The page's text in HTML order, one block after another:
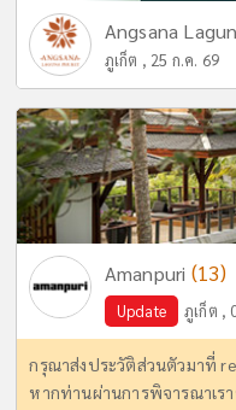
Angsana
ภูเก็ต , 25 ก.ค. 69
Amanpuri (13)
Update ภูเก็ต ,
กรุณาส่งประวัติส่วนตัวมาที่
หากท่านผ่านการพิจารณาเ